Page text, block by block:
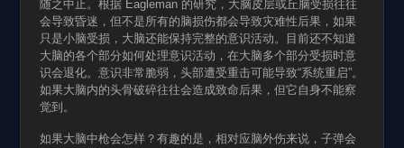
随之中止。根据 Eagleman 的研究，大脑皮层或丘脑受损往往
会导致昏迷，但不是所有的脑损伤都会导致灾难性后果，如果
只是小脑受损，大脑还能保持完整的意识活动。目前还不知道
大脑的各个部分如何处理意识活动，在大脑多个部分受损时意
识会退化。意识非常脆弱，头部遭受重击可能导致“系统重启”。
如果大脑内的头骨破碎往往会造成致命后果，但它自身不能察
觉到。
如果大脑中枪会怎样？有趣的是，相对应脑外伤来说，子弹会